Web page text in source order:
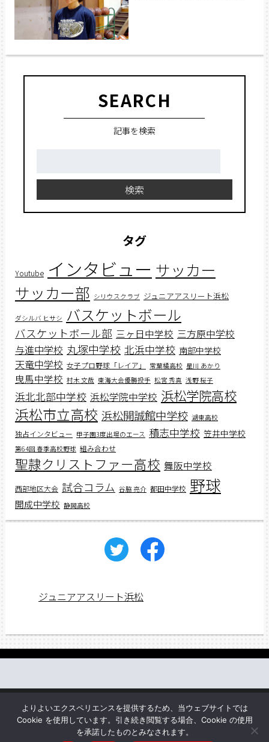
SEARCH
記事を検索
検索
タグ
Youtube インタビュー サッカー
サッカー部 シリウスクラブ ジュニアアスリート浜松
ダシルバ ヒサシ バスケットボール
バスケットボール部 三ヶ日中学校 三方原中学校
与進中学校 丸塚中学校 北浜中学校 南部中学校
天竜中学校 女子プロ野球「レイア」 常葉橘高校 星川 あかり
曳馬中学校 村木 文哉 東海大会優勝投手 松宮 秀真 浅野 桜子
浜北北部中学校 浜松学院中学校 浜松学院高校
浜松市立高校 浜松開誠館中学校 湖東高校
独占インタビュー 甲子園3度出場のエース 積志中学校 笠井中学校
第64回 春季高校野球 組み合わせ
聖隷クリストファー高校 舞阪中学校
西部地区大会 試合コラム 谷脇 亮介 都田中学校 野球
開成中学校 静岡高校
ジュニアアスリート浜松
お問い合わせ
Copyright © ジュニアアスリートプラス All rights reserved.
よりよいエクスペリエンスを提供するため、当ウェブサイトでは
Cookie を使用しています。引き続き閲覧する場合、Cookie の使用
を承諾したものとみなされます。